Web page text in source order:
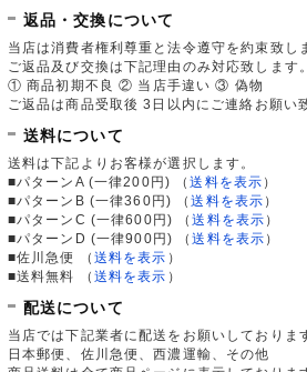
返品・交換について
当店は消費者権利尊重と法令遵守を約束致し
ご返品及び交換は下記理由のみ対応致します。
① 商品初期不良 ② 当店手違い ③ 偽物
ご返品は商品受取後 3日以内にご連絡お願い
送料について
送料は下記よりお客様が選択します。
■パターンA (一律200円)
（送料を表示 ）
■パターンB (一律360円)
（送料を表示 ）
■パターンC (一律600円)
（送料を表示 ）
■パターンD (一律900円)
（送料を表示 ）
■佐川急便
（ 送料を表示 ）
■送料無料
（ 送料を表示 ）
配送について
当店では下記業者に配送をお願いしておりま
日本郵便、佐川急便、西濃運輸、その他